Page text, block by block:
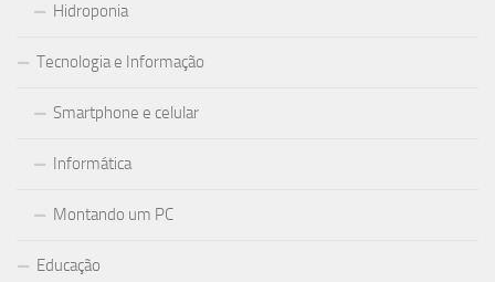
Hidroponia
Tecnologia e Informação
Smartphone e celular
Informática
Montando um PC
Educação